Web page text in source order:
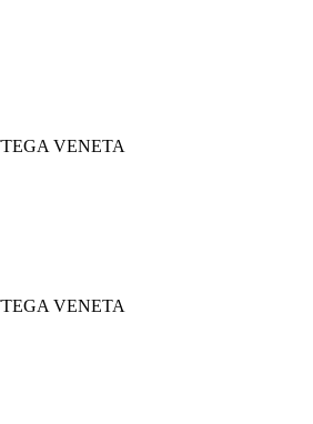
VENETA
VENETA